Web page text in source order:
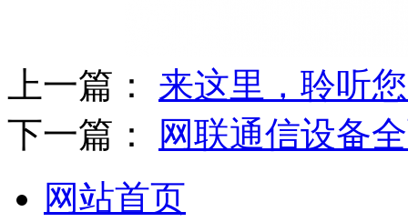
上一篇： 来这里，聆听
下一篇：
网联通信设备
网站首页